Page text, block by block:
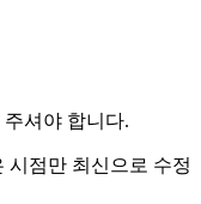
셔야 합니다.
시점만 최신으로 수정